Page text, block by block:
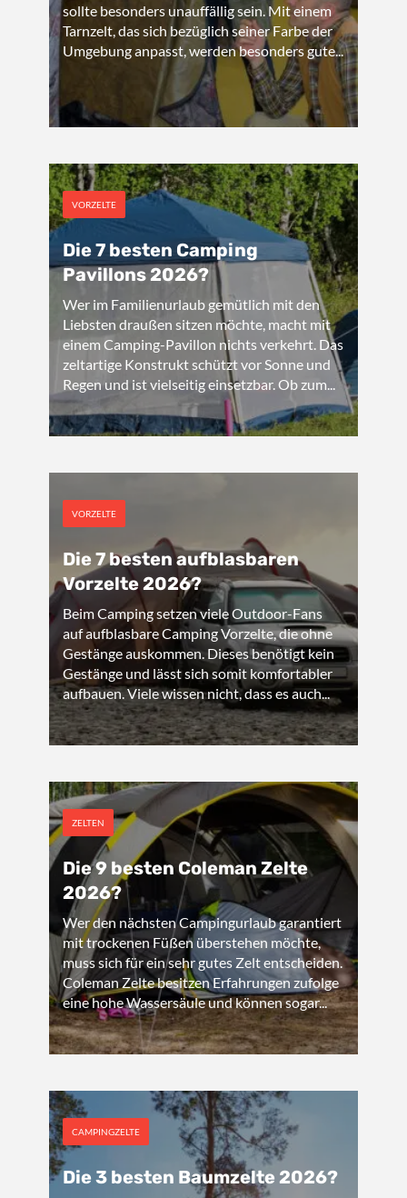
sollte besonders unauffällig sein. Mit einem
Tarnzelt, das sich bezüglich seiner Farbe der
Umgebung anpasst, werden besonders gute...
VORZELTE
Die 7 besten Camping
Pavillons 2026?
Wer im Familienurlaub gemütlich mit den
Liebsten draußen sitzen möchte, macht mit
einem Camping-Pavillon nichts verkehrt. Das
zeltartige Konstrukt schützt vor Sonne und
Regen und ist vielseitig einsetzbar. Ob zum...
VORZELTE
Die 7 besten aufblasbaren
Vorzelte 2026?
Beim Camping setzen viele Outdoor-Fans
auf aufblasbare Camping Vorzelte, die ohne
Gestänge auskommen. Dieses benötigt kein
Gestänge und lässt sich somit komfortabler
aufbauen. Viele wissen nicht, dass es auch...
ZELTEN
Die 9 besten Coleman Zelte
2026?
Wer den nächsten Campingurlaub garantiert
mit trockenen Füßen überstehen möchte,
muss sich für ein sehr gutes Zelt entscheiden.
Coleman Zelte besitzen Erfahrungen zufolge
eine hohe Wassersäule und können sogar...
CAMPINGZELTE
Die 3 besten Baumzelte 2026?